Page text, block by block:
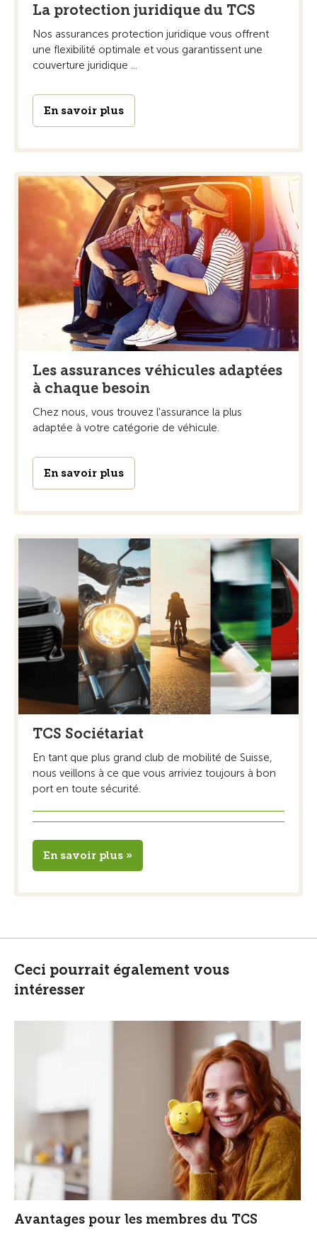
La protection juridique du TCS
Nos assurances protection juridique vous offrent
une flexibilité optimale et vous garantissent une
couverture juridique ...
En savoir plus
Les assurances véhicules adaptées
à chaque besoin
Chez nous, vous trouvez l'assurance la plus
adaptée à votre catégorie de véhicule.
En savoir plus
TCS Sociétariat
En tant que plus grand club de mobilité de Suisse,
nous veillons à ce que vous arriviez toujours à bon
port en toute sécurité.
En savoir plus »
Ceci pourrait également vous
intéresser
Avantages pour les membres du TCS